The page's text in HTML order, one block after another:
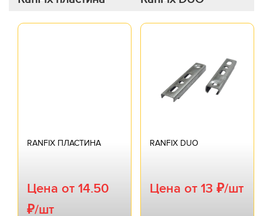
RANFIX ПЛАСТИНА
Цена от 14.50
₽/шт
RANFIX DUO
Цена от 13 ₽/шт